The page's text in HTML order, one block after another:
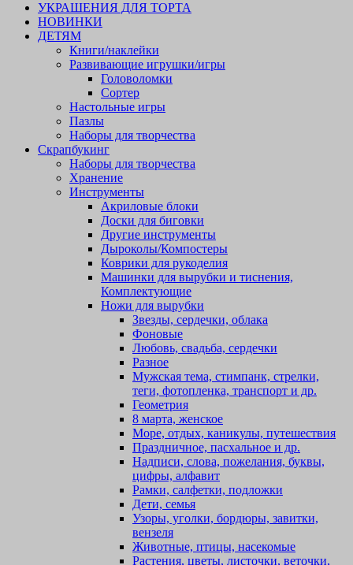
УКРАШЕНИЯ ДЛЯ ТОРТА
НОВИНКИ
ДЕТЯМ
Книги/наклейки
Развивающие игрушки/игры
Головоломки
Сортер
Настольные игры
Пазлы
Наборы для творчества
Скрапбукинг
Наборы для творчества
Хранение
Инструменты
Акриловые блоки
Доски для биговки
Другие инструменты
Дыроколы/Компостеры
Коврики для рукоделия
Машинки для вырубки и тиснения,
Комплектующие
Ножи для вырубки
Звезды, сердечки, облака
Фоновые
Любовь, свадьба, сердечки
Разное
Мужская тема, стимпанк, стрелки,
теги, фотопленка, транспорт и др.
Геометрия
8 марта, женское
Море, отдых, каникулы, путешествия
Праздничное, пасхальное и др.
Надписи, слова, пожелания, буквы,
цифры, алфавит
Рамки, салфетки, подложки
Дети, семья
Узоры, уголки, бордюры, завитки,
вензеля
Животные, птицы, насекомые
Растения, цветы, листочки, веточки,